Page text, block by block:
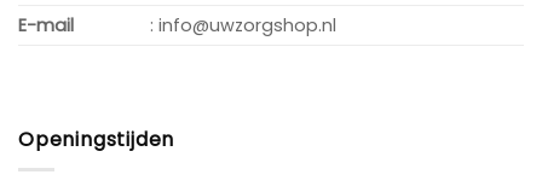
E-mail
: info@uwzorgshop.nl
Openingstijden